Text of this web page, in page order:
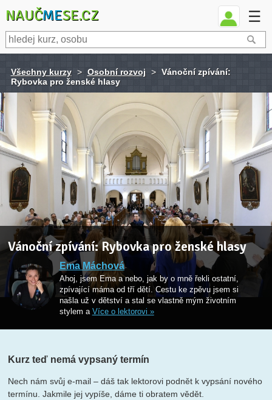
NAUČMESE.CZ ☰
Všechny kurzy > Osobní rozvoj > Vánoční zpívání:
Rybovka pro ženské hlasy
Vánoční zpívání: Rybovka pro ženské hlasy
Ema Máchová
Ahoj, jsem Ema a nebo, jak by o mně řekli ostatní,
zpívající máma od tří dětí. Cestu ke zpěvu jsem si
našla už v dětství a stal se vlastně mým životním
stylem a Více o lektorovi »
Kurz teď nemá vypsaný termín
Nech nám svůj e-mail – dáš tak lektorovi podnět k vypsání nového
termínu. Jakmile jej vypíše, dáme ti obratem vědět.